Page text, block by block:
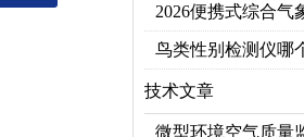
技术文章